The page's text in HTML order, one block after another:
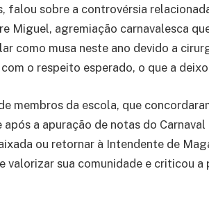
falou sobre a controvérsia
Miguel, agremiação carnavalesca
como musa neste ano devido a
o respeito esperado, o que a
membros da escola, que
a apuração de notas do
ou retornar à Intendente de
valorizar sua comunidade e criticou